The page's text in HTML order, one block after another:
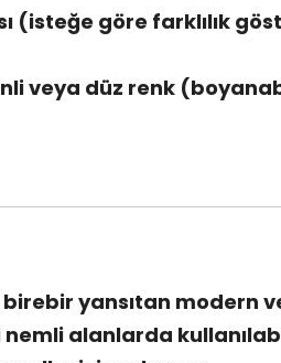
(isteğe göre farklılık
veya düz renk
yansıtan modern
nemli alanlarda